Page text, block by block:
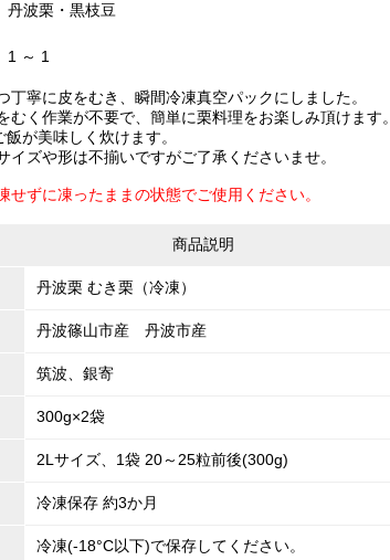
丹波栗・黒枝豆
1 ～ 1
丁寧に皮をむき、瞬間冷凍真空パックにしました。
むく作業が不要で、簡単に栗料理をお楽しみ頂けます。
が美味しく炊けます。
イズや形は不揃いですがご了承くださいませ。
ずに凍ったままの状態でご使用ください。
商品説明
丹波栗 むき栗（冷凍）
丹波篠山市産 丹波市産
筑波、銀寄
300g×2袋
2Lサイズ、1袋 20～25粒前後(300g)
冷凍保存 約3か月
冷凍(-18°C以下)で保存してください。